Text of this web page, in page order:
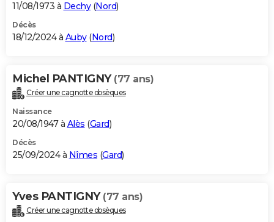
11/08/1973 à Dechy(Nord)
Décès
18/12/2024 à Auby(Nord)
Michel PANTIGNY (77 ans)
Créer une cagnotte obsèques
Naissance
20/08/1947 à Alès (Gard)
Décès
25/09/2024 à Nîmes (Gard)
Yves PANTIGNY (77 ans)
Créer une cagnotte obsèques